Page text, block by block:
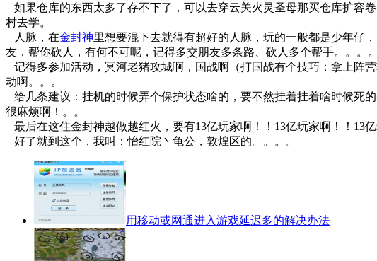
如果仓库的东西太多了存不下了，可以去穿云关火灵圣母那买仓库扩
村去学。
人脉，在金封神里想要混下去就得有超好的人脉，玩的一般都是少年仔
友，帮你砍人，有何不可呢，记得多交朋友多条路、砍人多个帮手。。。。
记得多参加活动，冥河老猪攻城啊，国战啊（打国战有个技巧：拿上阵
动啊。。。
给几条建议：挂机的时候弄个保护状态啥的，要不然挂着挂着啥时候死
很麻烦啊！。。
最后在这住金封神越做越红火，要有13亿玩家啊！！13亿玩家啊！！13亿
好了就到这个，我叫：怡红院丶龟公，敦煌区的。。。。
用移动或网通进入游戏延迟多的解决办法